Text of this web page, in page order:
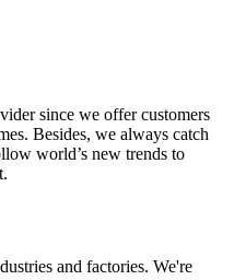
since we offer customers
Besides, we always catch
world’s new trends to
and factories. We're